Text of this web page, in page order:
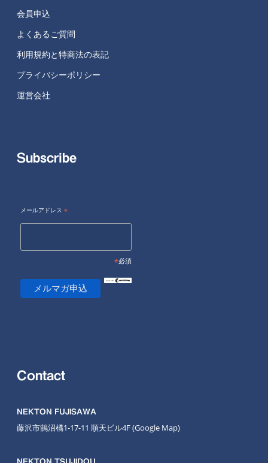
会員申込
よくあるご質問
利用規約と特商法の表記
プライバシーポリシー
運営会社
Subscribe
メールアドレス *
*必須
Contact
NEKTON FUJISAWA
藤沢市鵠沼橘1-17-11 順天ビル4F(Google Map)